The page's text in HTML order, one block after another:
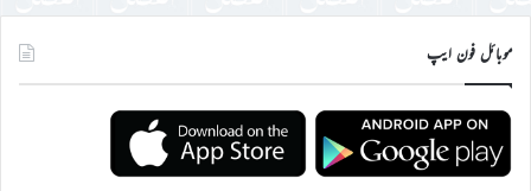
موبائل فون ایپ